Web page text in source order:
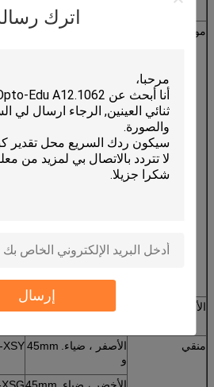
اترك
إرسال
موضوعي
Infinity Plan شبه
APO Fluorescent
10x / 0.30 ،
Infinity Plan شبه
APO نيون 20x / 0.50
، WD2.5mm
20
إنفينيتي بلان شبه
، WD0.21mm
100
الأنفية
عكس الأنف الأنفية
BS5
منقي الأصفر ، ضياء. 45mm
و